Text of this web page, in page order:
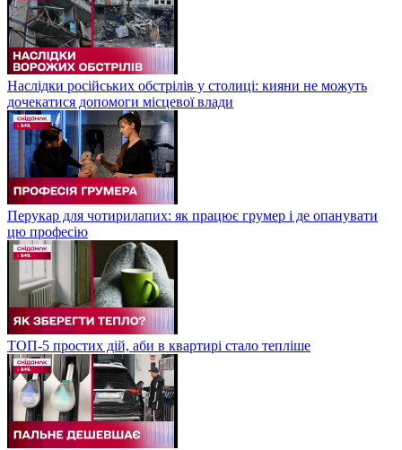
Наслідки російських обстрілів у столиці: кияни не можуть
дочекатися допомоги місцевої влади
Перукар для чотирилапих: як працює грумер і де опанувати
цю професію
ТОП-5 простих дій, аби в квартирі стало тепліше